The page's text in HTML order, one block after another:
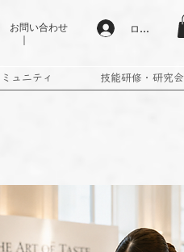
問い合わせ
｜
ログイン
ュニティ 技能研修・研究会